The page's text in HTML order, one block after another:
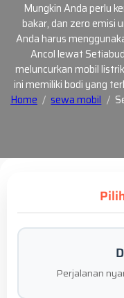
Mungkin Anda perlu
bakar, dan zero emisi
Anda harus
Ancol lewat
meluncurkan mobil
ini memiliki bodi yang
Home
sewa mobil
Perjalanan